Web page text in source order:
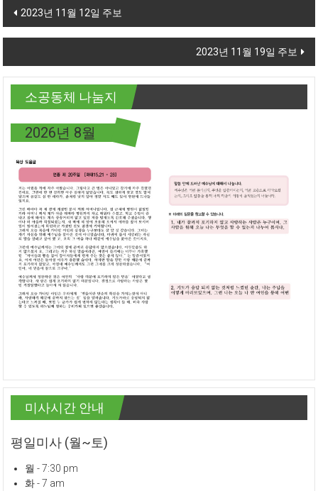
Post navigation
2023년 11월 12일 주보
2023년 11월 19일 주보
소공동체 나눔지
2026년 8월
미사시간 안내
평일미사 (월~토)
월 - 7:30 pm
화 - 7 am